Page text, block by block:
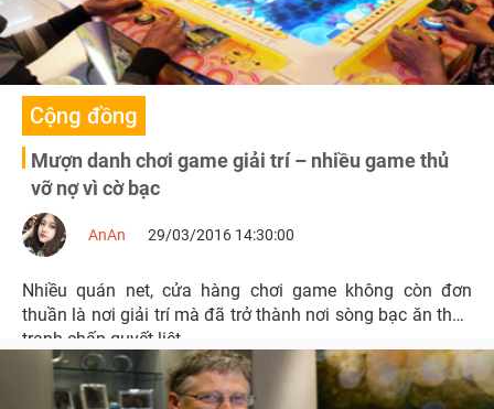
Cộng đồng
Mượn danh chơi game giải trí – nhiều game thủ
vỡ nợ vì cờ bạc
AnAn 29/03/2016 14:30:00
Nhiều quán net, cửa hàng chơi game không còn đơn
thuần là nơi giải trí mà đã trở thành nơi sòng bạc ăn thua
tranh chấp quyết liệt.